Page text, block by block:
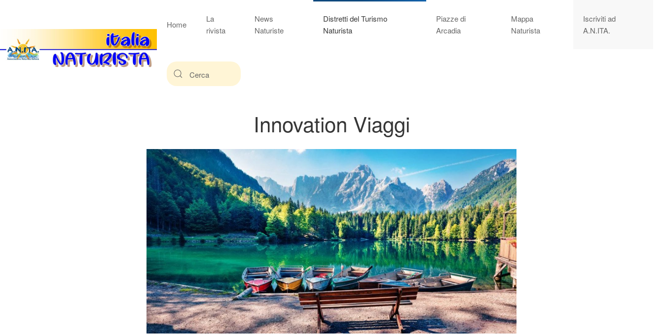
Home
La
rivista
News
Naturiste
Distretti del Turismo
Naturista
Piazze di
Arcadia
Mappa
Naturista
Iscriviti ad
A.N.ITA.
Innovation Viaggi